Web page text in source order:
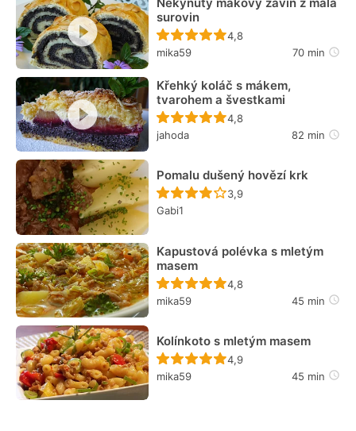
surovin
Recept ještě nebyl
4,8
mika59
70 min
Křehký koláč s mákem,
tvarohem a švestkami
Recept ještě nebyl
4,8
jahoda
82 min
Pomalu dušený hovězí krk
Recept ještě nebyl
3,9
Gabi1
Kapustová polévka s mletým
masem
Recept ještě nebyl
4,8
mika59
45 min
Kolínkoto s mletým masem
Recept ještě nebyl
4,9
mika59
45 min